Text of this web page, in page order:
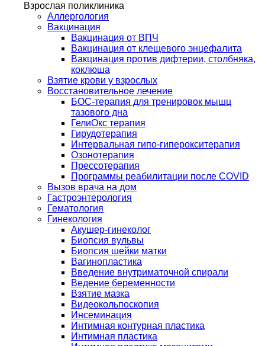
Взрослая поликлиника
Аллергология
Вакцинация
Вакцинация от ВПЧ
Вакцинация от клещевого энцефалита
Вакцинация против дифтерии, столбняка,
коклюша
Взятие крови у взрослых
Восстановительное лечение
БОС-терапия для тренировок мышц
тазового дна
ГелиОкс терапия
Гирудотерапия
Интервальная гипо-гиперокситерапия
Озонотерапия
Прессотерапия
Программы реабилитации после СOVID
Вызов врача на дом
Гастроэнтерология
Гематология
Гинекология
Акушер-гинеколог
Биопсия вульвы
Биопсия шейки матки
Вагинопластика
Введение внутриматочной спирали
Ведение беременности
Взятие мазка
Видеокольпоскопия
Инсеминация
Интимная контурная пластика
Интимная пластика